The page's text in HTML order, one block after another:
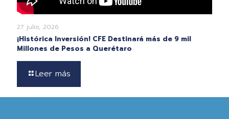
27 julio, 2026
¡Histórica Inversión! CFE Destinará más de 9 mil
Millones de Pesos a Querétaro
Leer más